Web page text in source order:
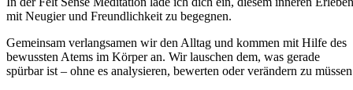
mit Neugier und Freundlichkeit zu begegnen.
Gemeinsam verlangsamen wir den Alltag und kommen mit Hilfe des
bewussten Atems im Körper an. Wir lauschen dem, was gerade
spürbar ist – ohne es analysieren, bewerten oder verändern zu